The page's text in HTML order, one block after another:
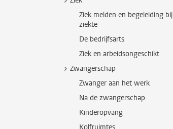
Ziek melden en begeleiding bij
ziekte
De bedrijfsarts
Ziek en arbeidsongeschikt
Zwangerschap
Zwanger aan het werk
Na de zwangerschap
Kinderopvang